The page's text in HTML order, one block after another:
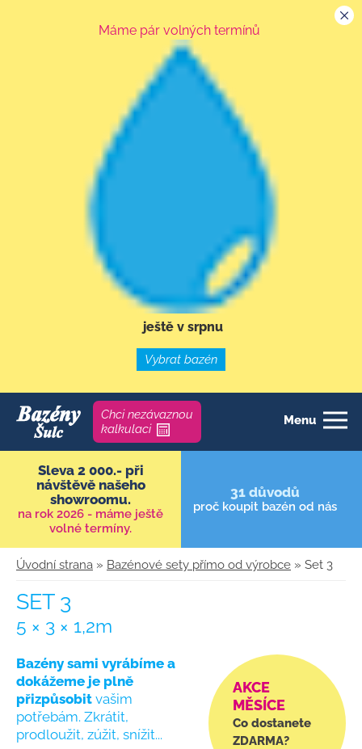
Máme pár volných termínů
ještě v srpnu
Vybrat bazén
Chci nezávaznou
kalkulaci
Menu
Sleva 2 000.- při
návštěvě našeho
showroomu.
na rok 2026 - máme ještě
volné termíny.
31 důvodů
proč koupit bazén od nás
Úvodní strana » Bazénové sety přímo od výrobce » Set 3
SET 3
5 × 3 × 1,2m
AKCE
MĚSÍCE
Co dostanete
ZDARMA?
Bazény sami vyrábíme a
dokážeme je plně
přizpůsobit vašim
potřebám. Zkrátit,
prodloužit, zúžit, snížit...